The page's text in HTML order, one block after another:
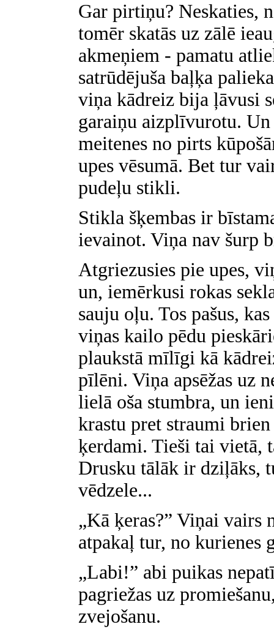
Gar pirtiņu? Neskaties,
tomēr skatās uz zālē
akmeņiem - pamatu
satrūdējuša baļķa
viņa kādreiz bija ļāvusi
garaiņu aizplīvurotu.
meitenes no pirts
upes vēsumā. Bet tur
pudeļu stikli.
Stikla šķembas ir
ievainot. Viņa nav šurp
Atgriezusies pie upes,
un, iemērkusi rokas
sauju oļu. Tos pašus,
viņas kailo pēdu
plaukstā mīlīgi kā
pīlēni. Viņa apsēžas uz
lielā oša stumbra, un
krastu pret straumi
ķerdami. Tieši tai vietā,
Drusku tālāk ir dziļāks,
vēdzele...
„Kā ķeras?” Viņai vairs
atpakaļ tur, no kurienes
„Labi!” abi puikas
pagriežas uz
zvejošanu.